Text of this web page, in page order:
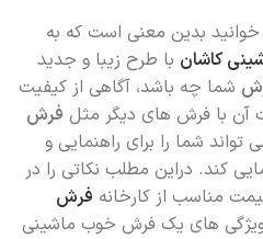
بدین معنی است که به
با طرح زیبا و جدید
شما چه باشد، آگاهی از کیفیت
فرش
تواند شما را برای راهنمایی و
کند. دراین مطلب نکاتی را در
مناسب از کارخانه فرش
های یک فرش خوب ماشینی